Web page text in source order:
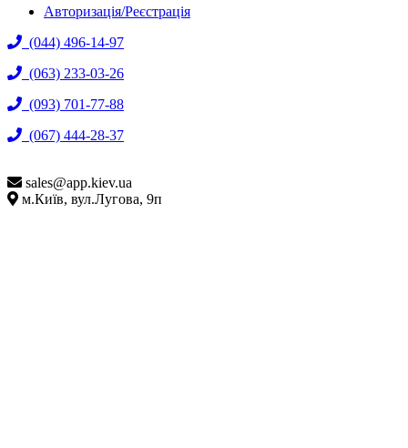
Авторизація/Реєстрація
(044) 496-14-97
(063) 233-03-26
(093) 701-77-88
(067) 444-28-37
sales@app.kiev.ua
м.Київ, вул.Лугова, 9п